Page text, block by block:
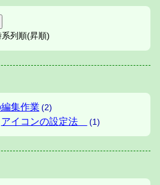
系列順(昇順)
集作業 (2)
アイコンの設定法 (1)